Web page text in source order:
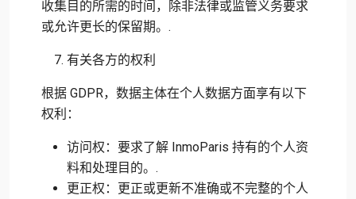
收集目的所需的时间，除非法律或监管义务要求
或允许更长的保留期。.
有关各方的权利
根据 GDPR，数据主体在个人数据方面享有以下
权利：
访问权：要求了解 InmoParis 持有的个人资
料和处理目的。.
更正权：更正或更新不准确或不完整的个人